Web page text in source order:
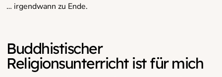
… irgendwann zu Ende.
Buddhistischer
Religionsunterricht ist für mich